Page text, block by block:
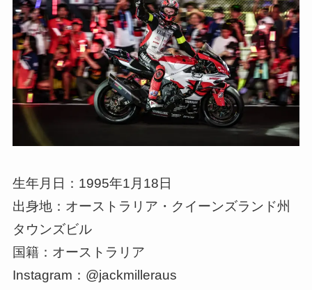
生年月日：1995年1月18日
出身地：オーストラリア・クイーンズランド州
タウンズビル
国籍：オーストラリア
Instagram：@jackmilleraus